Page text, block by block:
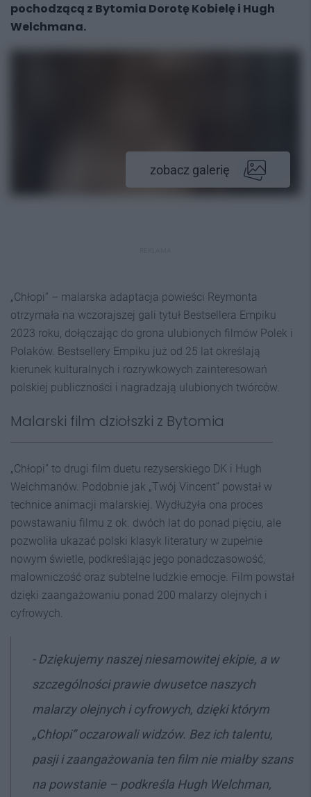
pochodzącą z Bytomia Dorotę Kobielę i Hugh
Welchmana.
zobacz galerię
„Chłopi” – malarska adaptacja powieści Reymonta
otrzymała na wczorajszej gali tytuł Bestsellera Empiku
2023 roku, dołączając do grona ulubionych filmów Polek i
Polaków. Bestsellery Empiku już od 25 lat określają
kierunek kulturalnych i rozrywkowych zainteresowań
polskiej publiczności i nagradzają ulubionych twórców.
Malarski film dziołszki z Bytomia
„Chłopi” to drugi film duetu reżyserskiego DK i Hugh
Welchmanów. Podobnie jak „Twój Vincent” powstał w
technice animacji malarskiej. Wydłużyła ona proces
powstawaniu filmu z ok. dwóch lat do ponad pięciu, ale
pozwoliła ukazać polski klasyk literatury w zupełnie
nowym świetle, podkreślając jego ponadczasowość,
malowniczość oraz subtelne ludzkie emocje. Film powstał
dzięki zaangażowaniu ponad 200 malarzy olejnych i
cyfrowych.
- Dziękujemy naszej niesamowitej ekipie, a w
szczególności prawie dwusetce naszych
malarzy olejnych i cyfrowych, dzięki którym
„Chłopi” oczarowali widzów. Bez ich talentu,
pasji i zaangażowania ten film nie miałby szans
na powstanie – podkreśla Hugh Welchman,